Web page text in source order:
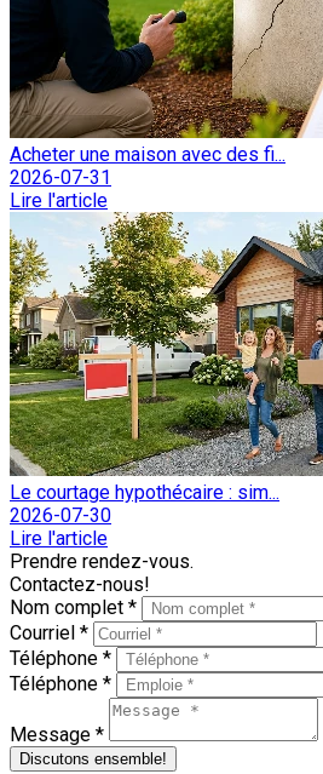
Acheter une maison avec des fi...
2026-07-31
Lire l'article
Le courtage hypothécaire : sim...
2026-07-30
Lire l'article
Prendre rendez-vous.
Contactez-nous!
Nom complet *
Courriel *
Téléphone *
Téléphone *
Message *
Discutons ensemble!